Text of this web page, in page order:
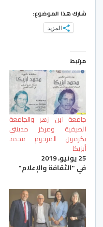
شارك هذا الموضوع:
المزيد
مرتبط
جامعة ابن زهر والجامعة
الصيفية ومركز مدينتي
يكرمون المرحوم محمد
أبزيكا
25 يونيو، 2019
في "الثقافة والإعلام"